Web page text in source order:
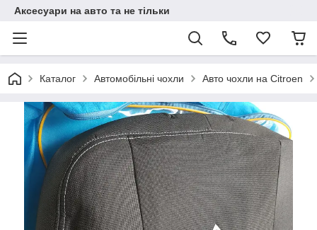
Аксесуари на авто та не тільки
Каталог Автомобільні чохли Авто чохли на Citroen